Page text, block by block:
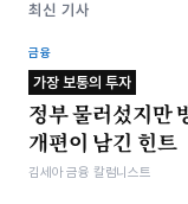
최신 기사
금융
가장 보통의 투자
정부 물러섰지만
개편이 남긴 힌트
김세아 금융 칼럼니스트